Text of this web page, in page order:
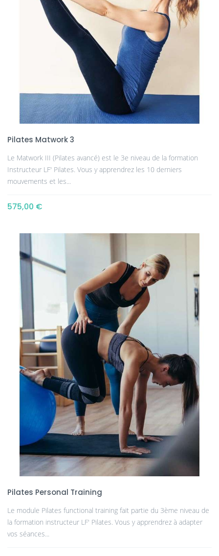
Pilates Matwork 3
Le Matwork III (Pilates avancé) est le 3e niveau de la formation
Instructeur LF' Pilates. Vous y apprendrez les 10 derniers
mouvements et les...
575,00 €
Pilates Personal Training
Le module Pilates functional training fait partie du 3ème niveau de
la formation instructeur LF' Pilates. Vous y apprendrez à adapter
vos séances...